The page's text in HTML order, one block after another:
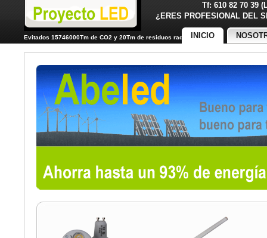
Tf: 610 82 70 39
¿ERES PROFESIONAL
Evitados 15746000Tm de CO2 y 20Tm de residuos radiactivos
INICIO